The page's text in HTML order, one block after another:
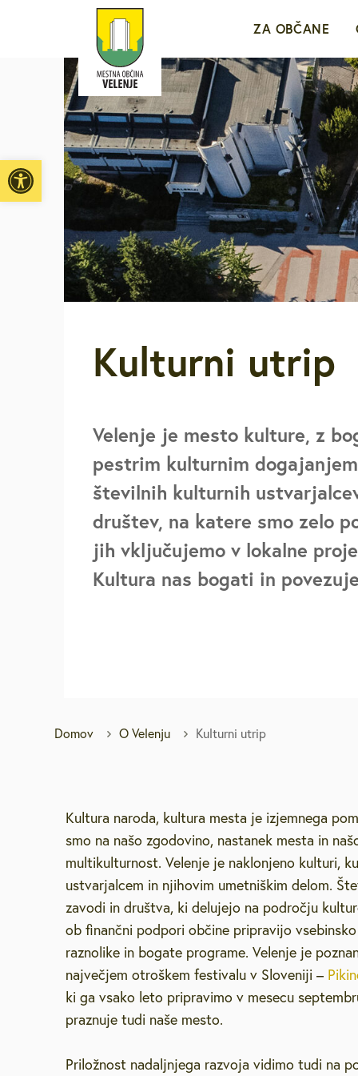
Open toolbar
ZA OBČANE
Sporočila za
e-VLOŽIŠČE
Javne objave
Brezplačni
Medobčinsko
Za mlade in
Za starejše,
Javna
Urejanje
Varstvo okolja
Mestna
Sooblikujmo
Pozivi k
Volitve v DZ
Kulturni utrip
Velenje je mesto kulture, z
pestrim kulturnim
številnih kulturnih
društev, na katere smo zelo
jih vključujemo v lokalne
Kultura nas bogati in
Domov O Velenju Kulturni utrip
Kultura naroda, kultura mesta je izjemnega
smo na našo zgodovino, nastanek mesta in
multikulturnost. Velenje je naklonjeno kulturi,
ustvarjalcem in njihovim umetniškim delom.
zavodi in društva, ki delujejo na področju
ob finančni podpori občine pripravijo
raznolike in bogate programe. Velenje je
največjem otroškem festivalu v Sloveniji –
ki ga vsako leto pripravimo v mesecu
praznuje tudi naše mesto.
Priložnost nadaljnjega razvoja vidimo tudi na